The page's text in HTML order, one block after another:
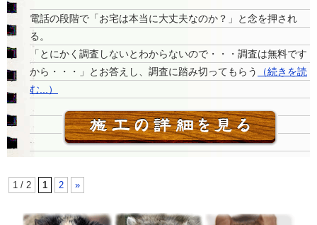
電話の段階で「お宅は本当に大丈夫なのか？」と念を押され
る。
「とにかく調査しないとわからないので・・・調査は無料です
から・・・」とお答えし、調査に踏み切ってもらう
（続きを読
む...）
1 / 2 1 2 »